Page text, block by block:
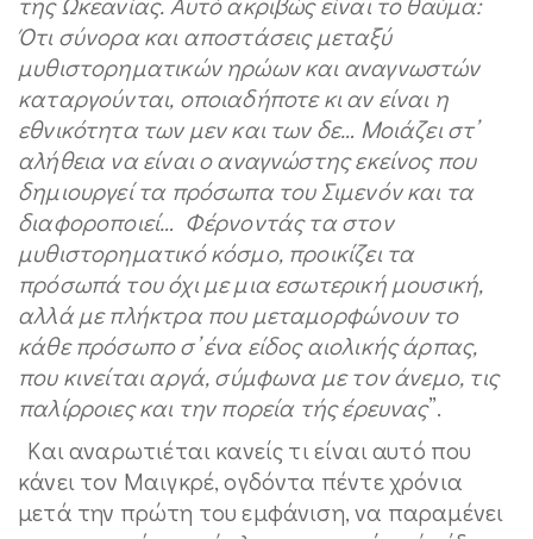
Ότι σύνορα και αποστάσεις μεταξύ
μυθιστορηματικών ηρώων και αναγνωστών
καταργούνται, οποιαδήποτε κι αν είναι η
εθνικότητα των μεν και των δε… Μοιάζει στ’
αλήθεια να είναι ο αναγνώστης εκείνος που
δημιουργεί τα πρόσωπα του Σιμενόν και τα
διαφοροποιεί… Φέρνοντάς τα στον
μυθιστορηματικό κόσμο, προικίζει τα
πρόσωπά του όχι με μια εσωτερική μουσική,
αλλά με πλήκτρα που μεταμορφώνουν το
κάθε πρόσωπο σ’ ένα είδος αιολικής άρπας,
που κινείται αργά, σύμφωνα με τον άνεμο, τις
παλίρροιες και την πορεία τής έρευνας”.
Και αναρωτιέται κανείς τι είναι αυτό που
κάνει τον Μαιγκρέ, ογδόντα πέντε χρόνια
μετά την πρώτη του εμφάνιση, να παραμένει